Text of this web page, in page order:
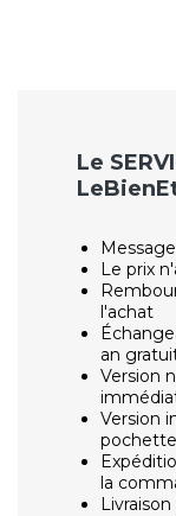
Le
Le prix
l'achat
an
Version
Version
la